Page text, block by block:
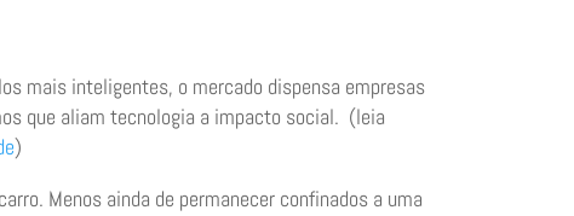
mais inteligentes, o mercado dispensa empresas
que aliam tecnologia a impacto social. (leia
)
Menos ainda de permanecer confinados a uma